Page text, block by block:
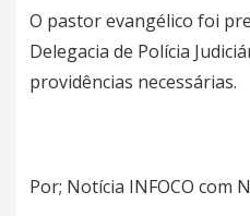
O pastor evangélico foi
Delegacia de Polícia
providências necessárias.
Por; Notícia INFOCO com